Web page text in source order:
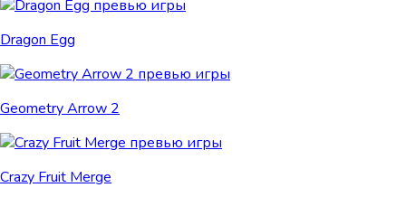
Dragon Egg
Geometry Arrow 2
Crazy Fruit Merge